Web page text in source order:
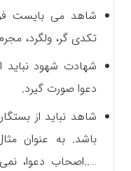
شاهد می بايست
تکدی گر، ولگرد،
شهادت شهود
دعوا صورت گیرد.
شاهد نباید از
باشد. به عنوان
…..اصحاب دعوا،